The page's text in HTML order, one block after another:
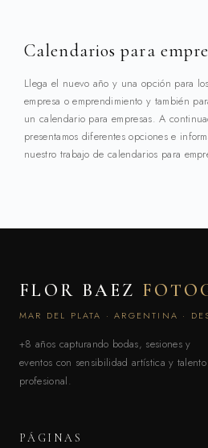
Calendarios para
Llega el nuevo año y una opción para
empresa o emprendimiento y también
un calendario para empresas. A
presentamos diferentes opciones e
nuestro trabajo de calendarios para
FLOR BAEZ
MAR DEL PLATA · ARGENTINA ·
+8 años capturando bodas, sesiones y
eventos con sensibilidad artística y talento
profesional.
PÁGINAS